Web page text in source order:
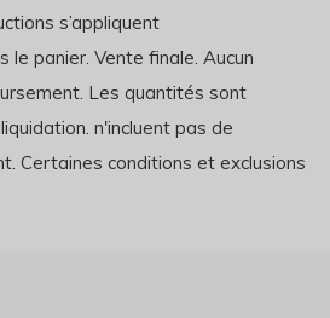
s’appliquent
panier. Vente finale. Aucun
Les quantités sont
n'incluent pas de
Certaines conditions et exclusions